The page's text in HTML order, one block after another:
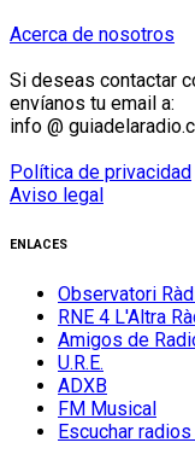
Acerca de nosotros
Si deseas contactar
envíanos tu email a:
info @
Política de privacidad
Aviso legal
ENLACES
Observatori
RNE 4 L'Altra
Amigos de
U.R.E.
ADXB
FM Musical
Escuchar